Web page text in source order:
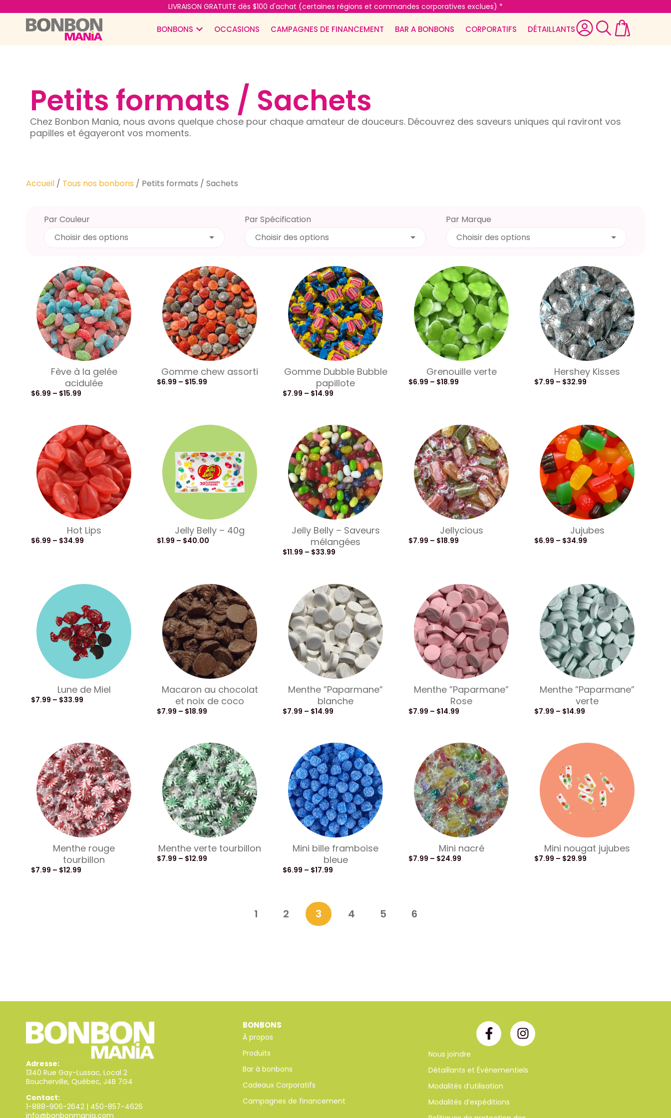
LIVRAISON GRATUITE dès $100 d'achat (certaines régions et commandes corporatives exclues) *
BONBONS OCCASIONS CAMPAGNES DE FINANCEMENT BAR A BONBONS CORPORATIFS DÉTAILLANTS
Petits formats / Sachets
Chez Bonbon Mania, nous avons quelque chose pour chaque amateur de douceurs. Découvrez des saveurs uniques qui raviront vos
papilles et égayeront vos moments.
Accueil / Tous nos bonbons / Petits formats / Sachets
Par Couleur
Choisir des options
Par Spécification
Choisir des options
Par Marque
Choisir des options
Fève à la gelée
acidulée
$6.99 – $15.99
Gomme chew assorti
$6.99 – $15.99
Gomme Dubble Bubble
papillote
$7.99 – $14.99
Grenouille verte
$6.99 – $18.99
Hershey Kisses
$7.99 – $32.99
Hot Lips
$6.99 – $34.99
Jelly Belly – 40g
$1.99 – $40.00
Jelly Belly – Saveurs
mélangées
$11.99 – $33.99
Jellycious
$7.99 – $18.99
Jujubes
$6.99 – $34.99
Lune de Miel
$7.99 – $33.99
Macaron au chocolat
et noix de coco
$7.99 – $18.99
Menthe ”Paparmane”
blanche
$7.99 – $14.99
Menthe ”Paparmane”
Rose
$7.99 – $14.99
Menthe ”Paparmane”
verte
$7.99 – $14.99
Menthe rouge
tourbillon
$7.99 – $12.99
Menthe verte tourbillon
$7.99 – $12.99
Mini bille framboise
bleue
$6.99 – $17.99
Mini nacré
$7.99 – $24.99
Mini nougat jujubes
$7.99 – $29.99
1 2 3 4 5 6
Adresse:
1340 Rue Gay-Lussac, Local 2
Boucherville, Québec, J4B 7G4
Contact:
1-888-906-2642 | 450-857-4626
info@bonbonmania.com
BONBONS
À propos
Produits
Bar à bonbons
Cadeaux Corporatifs
Campagnes de financement
Nous joindre
Détaillants et Événementiels
Modalités d’utilisation
Modalités d’expéditions